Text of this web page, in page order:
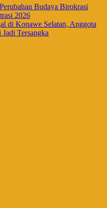
Budaya Birokrasi
2026
di Konawe Selatan, Anggota
Tersangka